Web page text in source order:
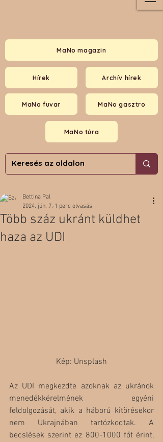
Hírek
MaNo magazin
MaNo fuvar MaNo gasztro
MaNo túra
Archív hírek
Több száz ukránt küldhet
haza az UDI
Bettina Pal
2024. jún. 7. 1 perc olvasás
Kép: Unsplash
Az UDI megkezdte azoknak az ukránok
menedékkérelmének egyéni
feldolgozását, akik a háború kitörésekor
nem Ukrajnában tartózkodtak. A
becslések szerint ez 800-1000 főt érint,